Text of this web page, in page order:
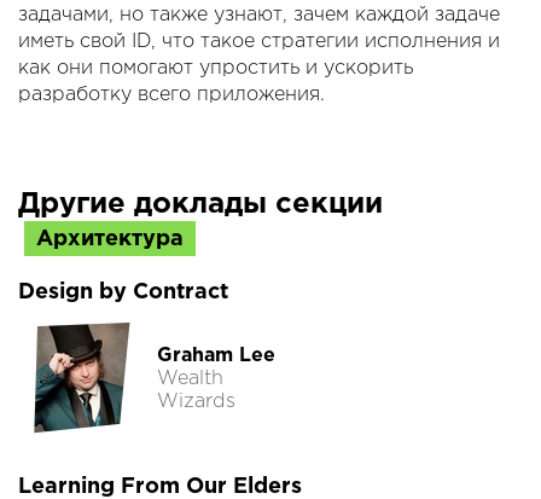
задачами, но также узнают, зачем каждой задаче
иметь свой ID, что такое стратегии исполнения и
как они помогают упростить и ускорить
разработку всего приложения.
Другие доклады секции
Архитектура
Design by Contract
Graham Lee
Wealth
Wizards
Learning From Our Elders